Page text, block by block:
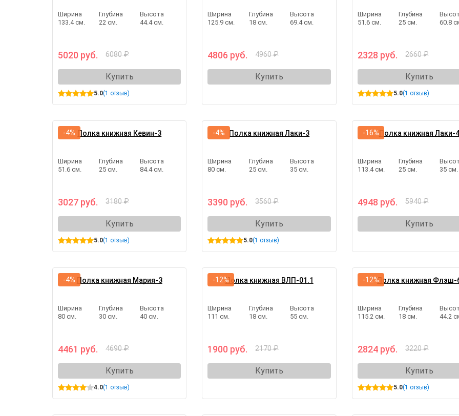
Ширина
133.4 см.
Глубина
22 см.
Высота
44.4 см.
5020 руб. 6080 ₽
Купить
5.0(1 отзыв)
Ширина
125.9 см.
Глубина
18 см.
Высота
69.4 см.
4806 руб. 4960 ₽
Купить
Ширина
51.6 см.
Глубина
25 см.
60.8
2328 руб. 2660 ₽
Купить
5.0(1 отзыв)
Полка книжная Кевин-3
Ширина
51.6 см.
Глубина
25 см.
Высота
84.4 см.
3027 руб. 3180 ₽
Купить
5.0(1 отзыв)
-4% Полка книжная Лаки-3
Ширина
80 см.
Глубина
25 см.
Высота
35 см.
3390 руб. 3560 ₽
Купить
5.0(1 отзыв)
-4% Полка книжная Лаки-4
Ширина
113.4 см.
Глубина
25 см.
35 см.
4948 руб. 5940 ₽
Купить
-16%
Полка книжная Мария-3
Ширина
80 см.
Глубина
30 см.
Высота
40 см.
4461 руб. 4690 ₽
Купить
4.0(1 отзыв)
-4% Полка книжная ВЛП-01.1
Ширина
111 см.
Глубина
18 см.
Высота
55 см.
1900 руб. 2170 ₽
Купить
-12% Полка книжная Флэш-
Ширина
115.2 см.
Глубина
18 см.
44.2
2824 руб. 3220 ₽
Купить
5.0(1 отзыв)
-12%